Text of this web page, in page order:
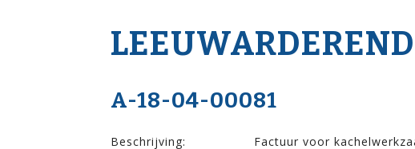
A-18-04-00081
Beschrijving:
Factuur voor